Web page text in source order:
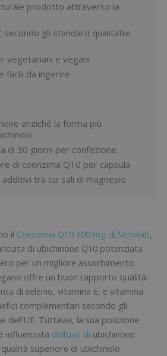
prodotto attraverso la
secondo gli standard qualitativi
vegetariani e vegani
facili da ingerire
anziché la forma più
di 30 giorni per confezione
di coenzima Q10 per capsula
tra cui sali di magnesio
il Coenzima Q10 100 mg di Sensilab,
di ubichinone Q10 potenziata
per un migliore assorbimento.
offre un buon rapporto qualità-
di selenio, vitamina E, e vitamina
complementari secondo gli
dell’UE. Tuttavia, la sua posizione
influenzata dall’uso di ubichinone
superiore di ubichinolo